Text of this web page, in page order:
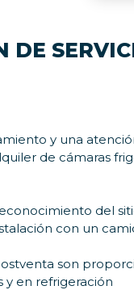
DE
y una
de cámaras
del
con un
son
y en refrigeración